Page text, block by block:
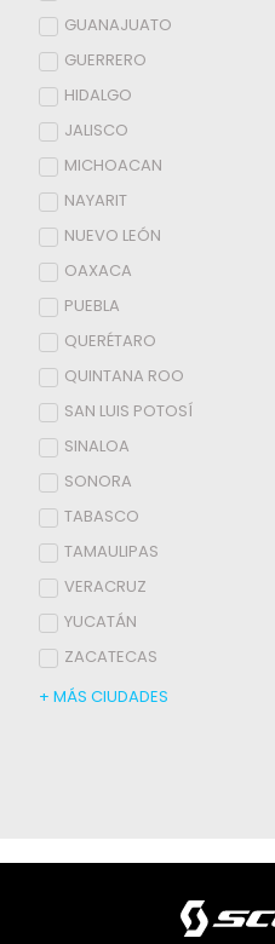
GUANAJUATO
GUERRERO
HIDALGO
JALISCO
MICHOACAN
NAYARIT
NUEVO LEÓN
OAXACA
PUEBLA
QUERÉTARO
QUINTANA ROO
SAN LUIS POTOSÍ
SINALOA
SONORA
TABASCO
TAMAULIPAS
VERACRUZ
YUCATÁN
ZACATECAS
+ MÁS CIUDADES